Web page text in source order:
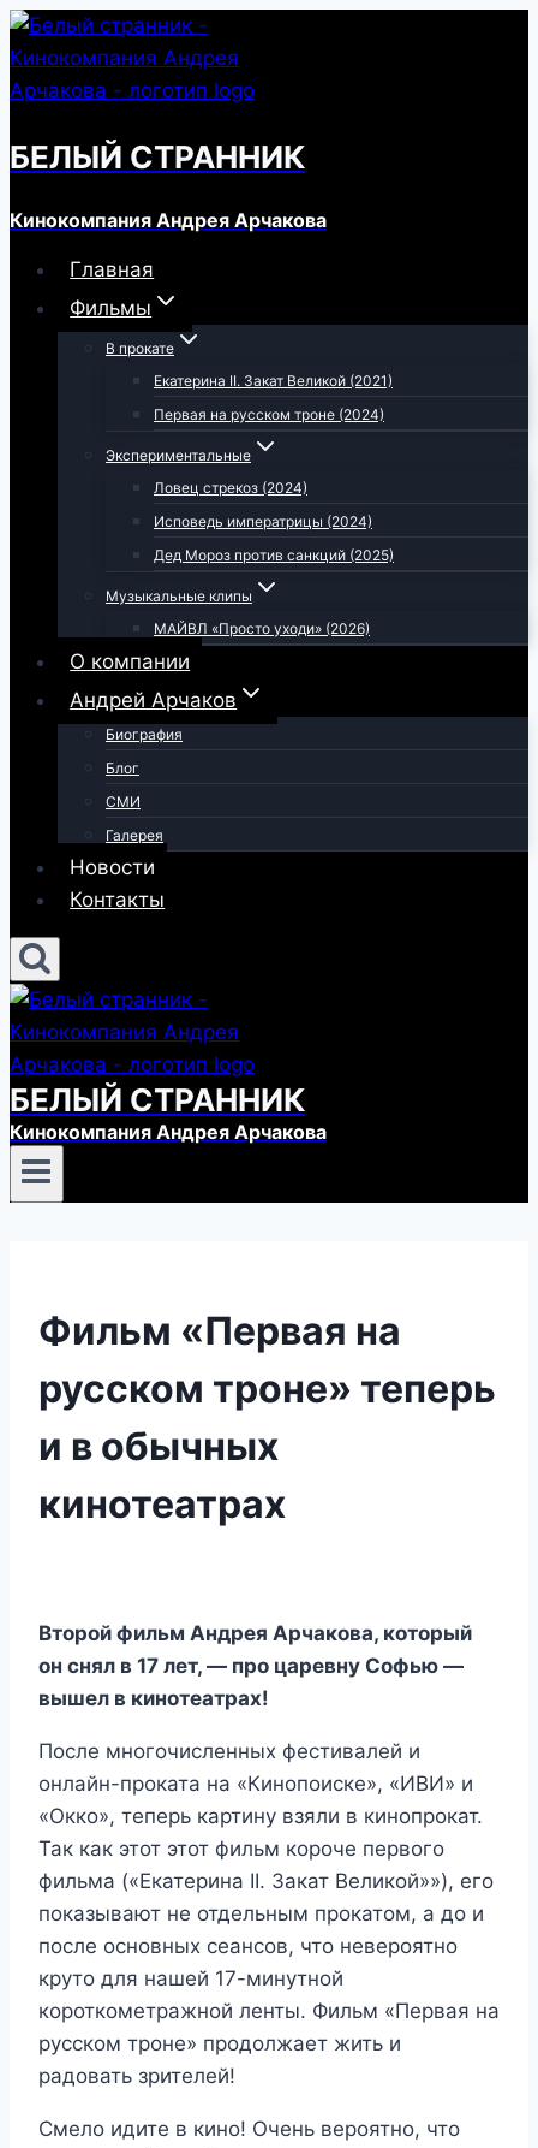
Перейти
к
содержимому
БЕЛЫЙ СТРАННИК
Кинокомпания Андрея Арчакова
Главная
Фильмы
В прокате
Екатерина II. Закат Великой (2021)
Первая на русском троне (2024)
Экспериментальные
Ловец стрекоз (2024)
Исповедь императрицы (2024)
Дед Мороз против санкций (2025)
Музыкальные клипы
МАЙВЛ «Просто уходи» (2026)
О компании
Андрей Арчаков
Биография
Блог
СМИ
Галерея
Новости
Контакты
БЕЛЫЙ СТРАННИК
Кинокомпания Андрея Арчакова
Фильм «Первая на
русском троне» теперь
и в обычных
кинотеатрах
Второй фильм Андрея Арчакова, который
он снял в 17 лет, — про царевну Софью —
вышел в кинотеатрах!
После многочисленных фестивалей и
онлайн-проката на «Кинопоиске», «ИВИ» и
«Окко», теперь картину взяли в кинопрокат.
Так как этот этот фильм короче первого
фильма («Екатерина II. Закат Великой»»), его
показывают не отдельным прокатом, а до и
после основных сеансов, что невероятно
круто для нашей 17-минутной
короткометражной ленты. Фильм «Первая на
русском троне» продолжает жить и
радовать зрителей!
Смело идите в кино! Очень вероятно, что